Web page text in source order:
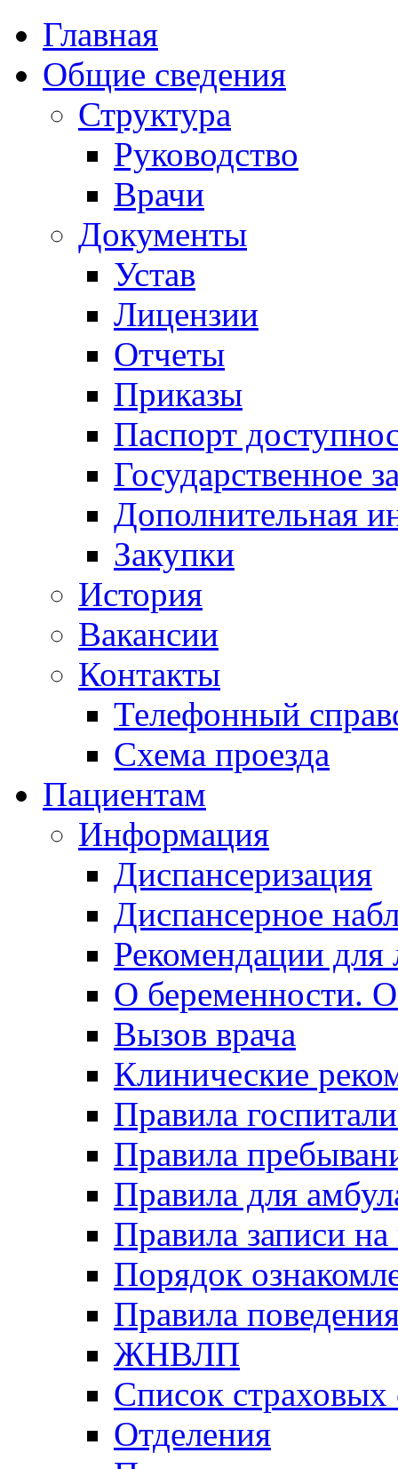
Главная
Общие сведения
Структура
Руководство
Врачи
Документы
Устав
Лицензии
Отчеты
Приказы
Паспорт
Государственное
Дополнительная
Закупки
История
Вакансии
Контакты
Телефонный
Схема проезда
Пациентам
Информация
Диспансеризация
Диспансерное
Рекомендации для
О беременности.
Вызов врача
Клинические
Правила
Правила
Правила для
Правила записи
Порядок
Правила
ЖНВЛП
Список страховых
Отделения